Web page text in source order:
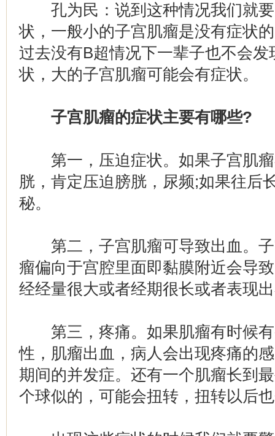
孔为民：说到这种情况我们就要
状，一般小的子宫肌瘤是没有症状
过去没有B超情况下一辈子也不会
状，大的子宫肌瘤可能会有症状。
子宫肌瘤的症状主要有哪些?
第一，压迫症状。如果子宫肌瘤
胱，肯定压迫膀胱，尿频;如果往后
秘。
第二，子宫肌瘤可导致出血。子
瘤偏向于宫腔里面即黏膜附近会导
经经量很大或者经期很长或者表现
第三，疼痛。如果肌瘤有时候有
性，肌瘤出血，病人会出现疼痛的
期间的并发症。还有一个肌瘤长到
个球似的，可能会扭转，扭转以后